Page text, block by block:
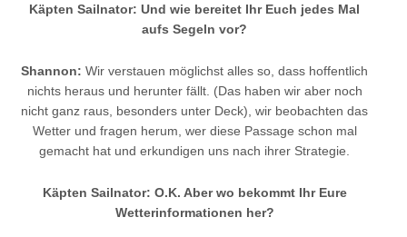
Käpten Sailnator: Und wie bereitet Ihr Euch jedes Mal
aufs Segeln vor?
Shannon: Wir verstauen möglichst alles so, dass hoffentlich
nichts heraus und herunter fällt. (Das haben wir aber noch
nicht ganz raus, besonders unter Deck), wir beobachten das
Wetter und fragen herum, wer diese Passage schon mal
gemacht hat und erkundigen uns nach ihrer Strategie.
Käpten Sailnator: O.K. Aber wo bekommt Ihr Eure
Wetterinformationen her?